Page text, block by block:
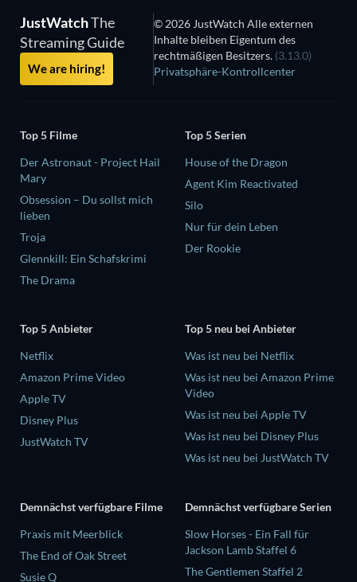
JustWatchThe
Streaming Guide
We are hiring!
© 2026 JustWatch Alle externen
Inhalte bleiben Eigentum des
rechtmäßigen Besitzers. (3.13.0)
Privatsphäre-Kontrollcenter
Top 5 Filme
Der Astronaut - Project Hail
Mary
Obsession – Du sollst mich
lieben
Troja
Glennkill: Ein Schafskrimi
The Drama
Top 5 Serien
House of the Dragon
Agent Kim Reactivated
Silo
Nur für dein Leben
Der Rookie
Top 5 Anbieter
Netflix
Amazon Prime Video
Apple TV
Disney Plus
JustWatch TV
Top 5 neu bei Anbieter
Was ist neu bei Netflix
Was ist neu bei Amazon Prime
Video
Was ist neu bei Apple TV
Was ist neu bei Disney Plus
Was ist neu bei JustWatch TV
Demnächst verfügbare Filme
Praxis mit Meerblick
The End of Oak Street
Susie Q
Demnächst verfügbare Serien
Slow Horses - Ein Fall für
Jackson Lamb Staffel 6
The Gentlemen Staffel 2